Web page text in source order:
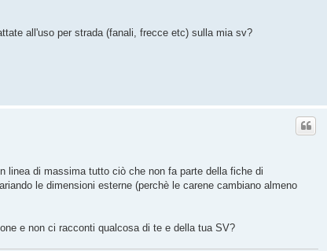
all'uso per strada (fanali, frecce etc) sulla mia sv?
linea di massima tutto ciò che non fa parte della fiche di
le dimensioni esterne (perchè le carene cambiano almeno
e non ci racconti qualcosa di te e della tua SV?